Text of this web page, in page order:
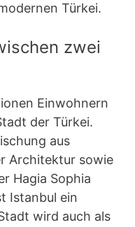
Türkei.
zwei
Einwohnern
der Türkei.
aus
Architektur sowie
Hagia Sophia
Istanbul ein
wird auch als